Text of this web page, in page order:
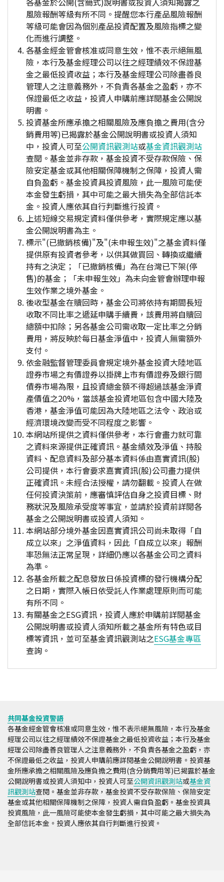
風險報酬等級有所不同。提醒您本行產品風險報酬
等級可能會因為個別產品投資配置及風險指標之變
化而進行調整。
各基金經金管會核准或同意生效，惟不表示絕無風
險，本行及基金經理公司以往之經理績效不保證基
金之最低投資收益；本行及基金經理公司除盡善良
管理人之注意義務外，不負責各基金之盈虧，亦不
保證最低之收益，投資人申購前應詳閱基金公開說
明書。
投資基金所應承擔之相關風險及應負擔之費用(含分
銷費用等)已揭露於基金公開說明書或投資人須知
中，投資人可至公開資訊觀測站或基金資訊觀測站
查閱。基金並非存款，基金投資不受存款保險、保
險安定基金或其他相關保障機制之保障，投資人需
自負盈虧。基金投資具投資風險，此一風險可能使
本金發生虧損，其中可能之最大損失為全部信託本
金。投資人應依其自行判斷進行投資。
上述短線交易規定資料僅供參考，實際規定應以基
金公開說明書為主。
標示"(已撤銷核備)"及"(未申報生效)"之基金資料僅
提供原有投資者參考，以供其做買回、轉換或繼續
持有之決定；「已撤銷核備」為在台灣已下架(停
售)的基金；「未申報生效」為未向金管會辦理申報
生效作業之境外基金。
後收型基金在贖回時，基金公司將依持有期間長短
收取不同比率之遞延申購手續費，該費用將自贖回
總額中扣除；另各基金公司需收取一定比率之分銷
費用，將反映於每日基金淨值中，投資人無需額外
支付。
依金融監督管理委員會規定境外基金投資大陸地區
證券市場之有價證券以掛牌上市有價證券及銀行間
債券市場為限，且投資總金額不得超過該基金淨資
產價值之20%，當該基金投資地區包含中國大陸及
香港，基金淨值可能因為大陸地區之法令、政治或
經濟環境改變而受不同程度之影響。
本網站所提供之資料僅供參考，本行會盡力就可靠
之資料來源提供正確資訊。基金績效及淨值、持股
資料、配息資料及部分基本資料係由嘉實資訊(股)
公司提供，本行會要求嘉實資訊(股)公司盡力提供
正確資訊。未經合法授權，請勿翻載。投資人在做
任何投資決策前，應審慎評估自身之投資目標、財
務狀況及風險承受度等事宜，並請於投資前詳閱各
基金之公開說明書或投資人須知。
本網站部分境外基金因嘉實資訊公司尚未取得「自
成立以來」之淨值資料，因此「自成立以來」報酬
率恐無法正常呈現，詳細仍應以各基金公司之資料
為準。
各基金所載之配息發放日係投資標的發行機構分配
之日期，實際入帳日依受託人作業處理原則而可能
有所不同。
有關基金之ESG資訊，投資人應於申購前詳閱基金
公開說明書或投資人須知所載之基金所有特色或目
標等資訊，並可至基金資訊觀測站之ESG基金專區
查詢。
共同基金投資警語
各基金經金管會核准或同意生效，惟不表示絕無風險，本行及基金
經理公司以往之經理績效不保證基金之最低投資收益；本行及基金
經理公司除盡善良管理人之注意義務外，不負責各基金之盈虧，亦
不保證最低之收益，投資人申購前應詳閱基金公開說明書。投資基
金所應承擔之相關風險及應負擔之費用(含分銷費用等)已揭露於基金
公開說明書或投資人須知中，投資人可至公開資訊觀測站或基金資
訊觀測站查閱。基金並非存款，基金投資不受存款保險、保險安定
基金或其他相關保障機制之保障，投資人需自負盈虧。基金投資具
投資風險，此一風險可能使本金發生虧損，其中可能之最大損失為
全部信託本金。投資人應依其自行判斷進行投資。